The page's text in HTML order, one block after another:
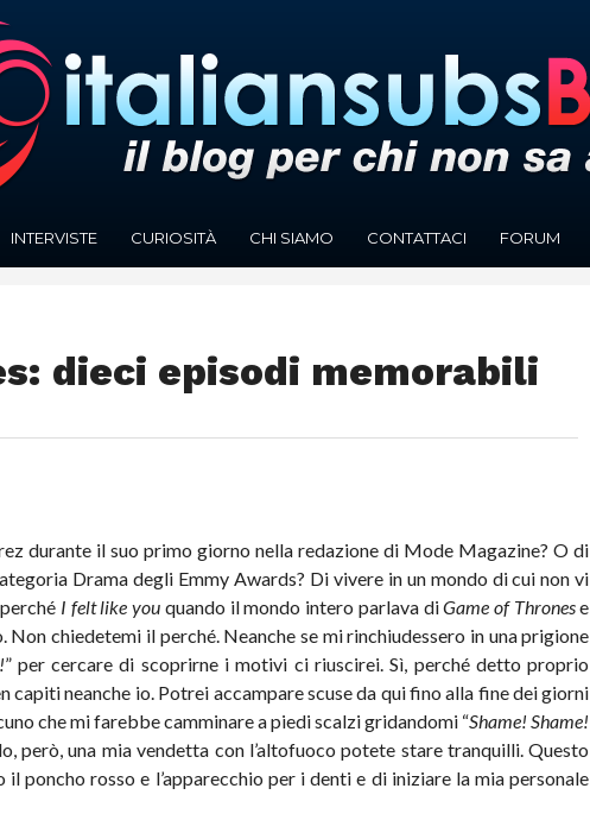
INTERVISTE CURIOSITÀ CHI SIAMO CONTATTACI FORUM
dieci episodi memorabili
durante il suo primo giorno nella redazione di Mode Magazine? O di
Drama degli Emmy Awards? Di vivere in un mondo di cui non vi
I felt like you quando il mondo intero parlava diGame of Thronese
Non chiedetemi il perché. Neanche se mi rinchiudessero in una prigione
” per cercare di scoprirne i motivi ci riuscirei. Sì, perché detto proprio
capiti neanche io. Potrei accampare scuse da qui fino alla fine dei giorni
che mi farebbe camminare a piedi scalzi gridandomi “Shame! Shame!
però, una mia vendetta con l’altofuoco potete stare tranquilli. Questo
poncho rosso e l’apparecchio per i denti e di iniziare la mia personale